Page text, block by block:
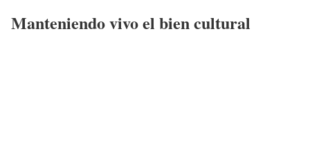
Manteniendo vivo el bien cultural